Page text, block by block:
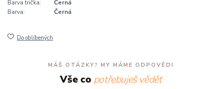
Barva trička:
Černá
Barva:
Černá
Do oblíbených
MÁŠ OTÁZKY? MY MÁME ODPOVĚDI
Vše co potřebuješ vědět